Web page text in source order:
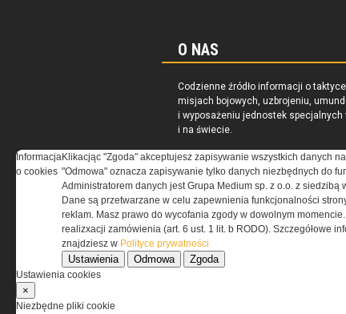
O NAS
Codzienne źródło informacji o
misjach bojowych, uzbrojeniu,
i wyposażeniu jednostek specjalnych
i na świecie.
Informacja
o cookies
Klikacjąc "Zgoda" akceptujesz zapisywanie wszystkich danych
"Odmowa" oznacza zapisywanie tylko danych niezbędnych do
Administratorem danych jest Grupa Medium sp. z o.o. z siedzibą
Dane są przetwarzane w celu zapewnienia funkcjonalności
reklam. Masz prawo do wycofania zgody w dowolnym
realizxacji zamówienia (art. 6 ust. 1 lit. b RODO). Szczegółowe
znajdziesz w Polityce prywatności
Ustawienia Odmowa Zgoda
Ustawienia cookies
×
Niezbędne pliki cookie